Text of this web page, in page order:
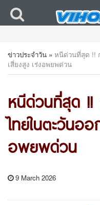
ข่าวประจำวัน » หนีด่วนที่สุด !!
เสี่ยงสูง เร่งอพยพด่วน
หนีด่วนที่สุด !!
ไทยในตะวันอ
อพยพด่วน
9 March 2026